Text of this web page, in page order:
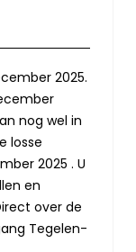
2025.
nog wel in
losse
2025 . U
en
over de
Tegelen-